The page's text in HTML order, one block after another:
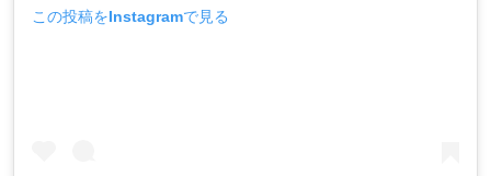
この投稿をInstagramで見る